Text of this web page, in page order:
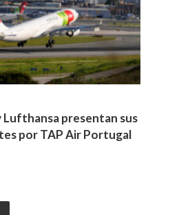
Lufthansa presentan sus
por TAP Air Portugal